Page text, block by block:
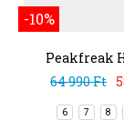
-10%
Peakfreak
64 990 Ft
6 7 8